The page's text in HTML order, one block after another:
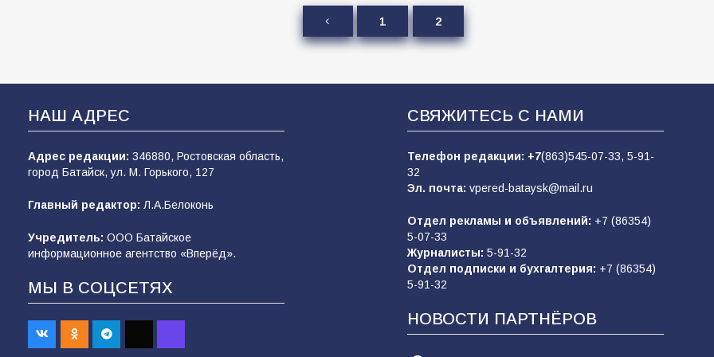
1 2
НАШ АДРЕС
Адрес редакции: 346880, Ростовская область,
город Батайск, ул. М. Горького, 127
Главный редактор: Л.А.Белоконь
Учредитель: ООО Батайское
информационное агентство «Вперёд».
МЫ В СОЦСЕТЯХ
СВЯЖИТЕСЬ С НАМИ
Телефон редакции: +7(863)545-07-33, 5-91-
32
Эл. почта: vpered-bataysk@mail.ru
Отдел рекламы и объявлений: +7 (86354)
5-07-33
Журналисты: 5-91-32
Отдел подписки и бухгалтерия: +7 (86354)
5-91-32
НОВОСТИ ПАРТНЁРОВ